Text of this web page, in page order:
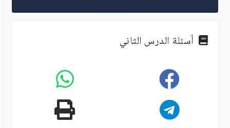
أسئلة الدرس الثاني